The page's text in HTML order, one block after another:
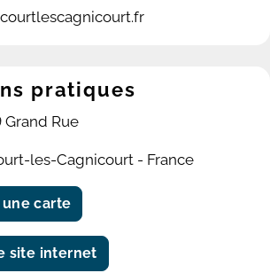
pratiques
Grand Rue
les-Cagnicourt - France
carte
site internet